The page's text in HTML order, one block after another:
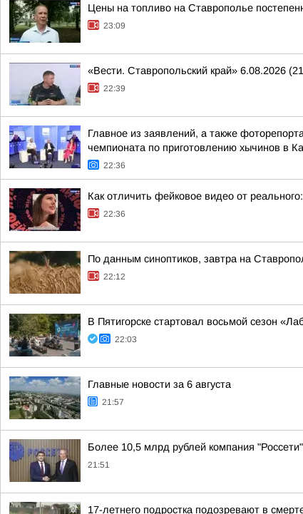
Цены на топливо на Ставрополье
23:09
«Вести. Ставропольский край» 6.08.2026
22:39
Главное из заявлений, а также
чемпионата по приготовлению хычинов в
22:36
Как отличить фейковое видео от
22:36
По данным синоптиков, завтра на
22:12
В Пятигорске стартовал восьмой сезон
22:03
Главные новости за 6 августа
21:57
Более 10,5 млрд рублей компания
21:51
17-летнего подростка подозревают в